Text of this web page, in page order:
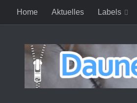
Zum Inhalt springen
Home Aktuelles Labels